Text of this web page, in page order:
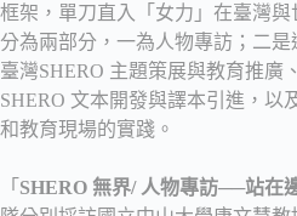
框架，單刀直入「女力」在臺灣與
分為兩部分，一為人物專訪；二
臺灣SHERO 主題策展與教育推廣
SHERO 文本開發與譯本引進，以
和教育現場的實踐。
「 SHERO 無界/ 人物專訪──站在